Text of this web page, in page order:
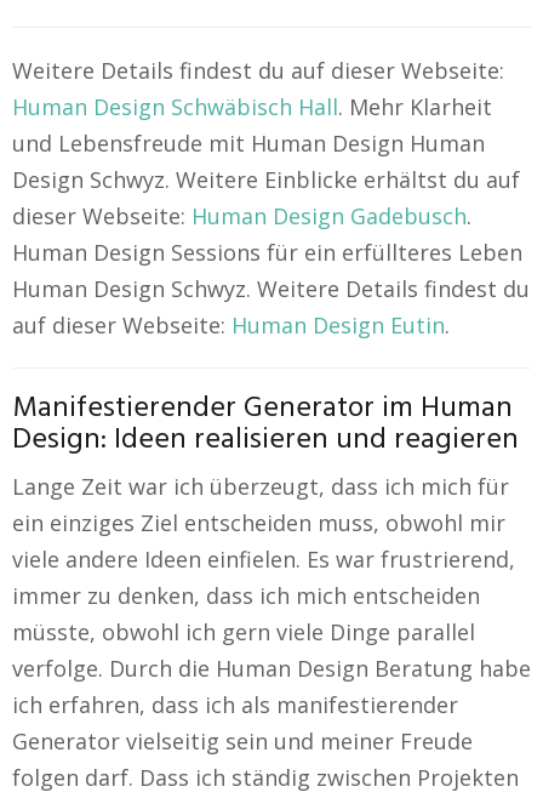
Weitere Details findest du auf dieser Webseite:
Human Design Schwäbisch Hall. Mehr Klarheit
und Lebensfreude mit Human Design Human
Design Schwyz. Weitere Einblicke erhältst du auf
dieser Webseite: Human Design Gadebusch.
Human Design Sessions für ein erfüllteres Leben
Human Design Schwyz. Weitere Details findest du
auf dieser Webseite: Human Design Eutin.
Manifestierender Generator im Human
Design: Ideen realisieren und reagieren
Lange Zeit war ich überzeugt, dass ich mich für
ein einziges Ziel entscheiden muss, obwohl mir
viele andere Ideen einfielen. Es war frustrierend,
immer zu denken, dass ich mich entscheiden
müsste, obwohl ich gern viele Dinge parallel
verfolge. Durch die Human Design Beratung habe
ich erfahren, dass ich als manifestierender
Generator vielseitig sein und meiner Freude
folgen darf. Dass ich ständig zwischen Projekten